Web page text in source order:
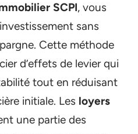
SCPI, vous
sans
Cette méthode
d’effets de levier qui
tout en réduisant
initiale. Les loyers
une partie des